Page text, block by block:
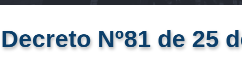
Decreto Nº81 de 25